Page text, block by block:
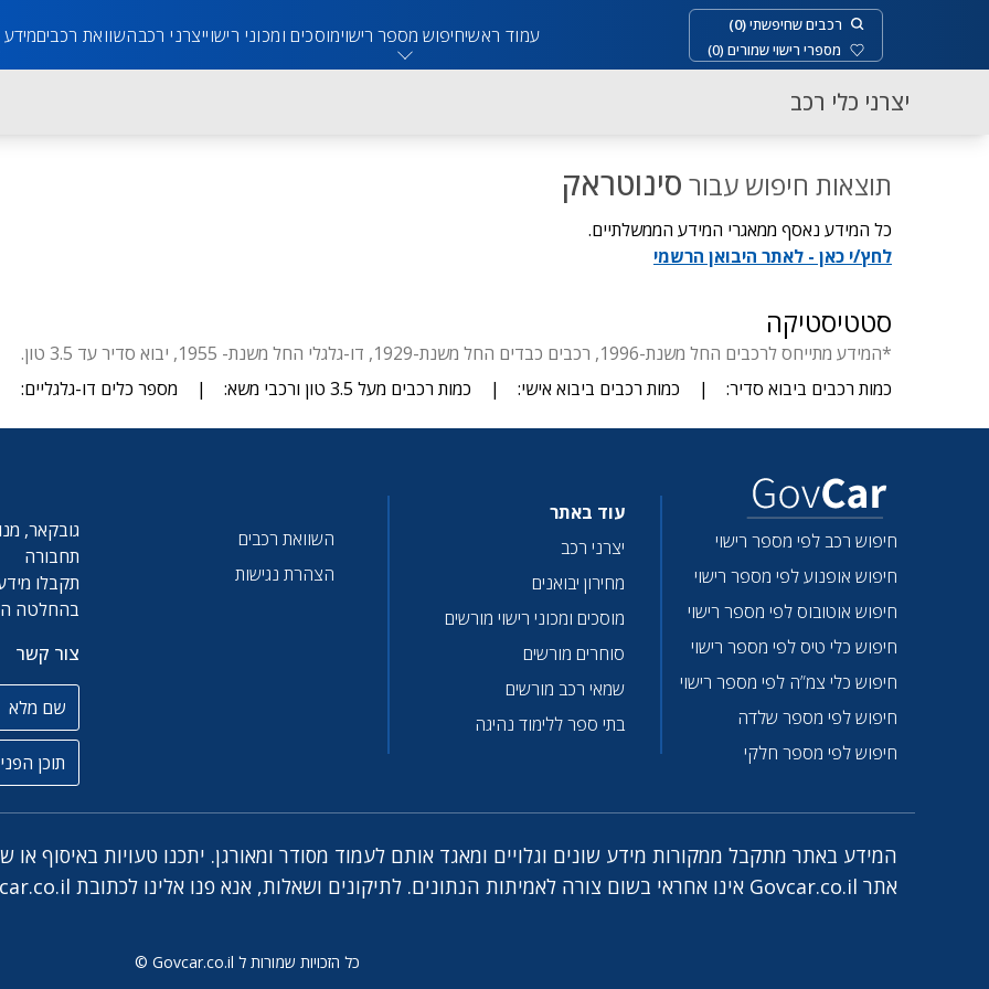
רכבים שחיפשתי(
0
)
מספרי רישוי שמורים (
0
)
עמוד ראשיחיפוש מספר רישוימוסכים ומכוני רישוייצרני רכבהשוואת רכביםמידע
יצרני כלי רכב
תוצאות חיפוש עבור סינוטראק
כל המידע נאסף ממאגרי המידע הממשלתיים.
לחץ/י כאן - לאתר היבואן הרשמי
סטטיסטיקה
*המידע מתייחס לרכבים החל משנת-1996, רכבים כבדים החל משנת-1929, דו-גלגלי החל משנת- 1955, יבוא סדיר עד 3.5 טון.
כמות רכבים ביבוא סדיר:
| כמות רכבים ביבוא אישי: | כמות רכבים מעל 3.5 טון ורכבי משא: | מספר כלים דו-גלגליים:
חיפוש רכב לפי מספר רישוי
חיפוש אופנוע לפי מספר רישוי
חיפוש אוטובוס לפי מספר רישוי
חיפוש כלי טיס לפי מספר רישוי
חיפוש כלי צמ”ה לפי מספר רישוי
חיפוש לפי מספר שלדה
חיפוש לפי מספר חלקי
עוד באתר
יצרני רכב
מחירון יבואנים
מוסכים ומכוני רישוי מורשים
סוחרים מורשים
שמאי רכב מורשים
בתי ספר ללימוד נהיגה
השוואת רכבים
הצהרת נגישות
גובקאר,
תחבורה
תקבלו
בהחלטה
צור קשר
המידע באתר מתקבל ממקורות מידע שונים וגלויים ומאגד אותם לעמוד מסודר ומאורגן. יתכנו טעויות באיסוף
אתר Govcar.co.il אינו אחראי בשום צורה לאמיתות הנתונים. לתיקונים ושאלות, אנא פנו אלינו לכתובת
כל הזכויות שמורות ל Govcar.co.il ©